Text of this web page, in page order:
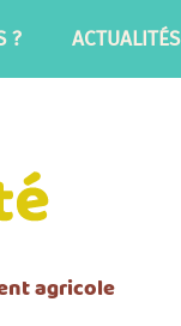
? ACTUALITÉS
agricole